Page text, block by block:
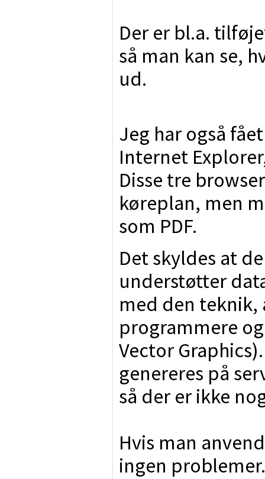
Der er bl.a.
så man kan se,
ud.
Jeg har også
Internet
Disse tre
køreplan, men
som PDF.
Det skyldes at
understøtter
med den teknik,
programmere
Vector
genereres på
så der er ikke
Hvis man
ingen problemer.